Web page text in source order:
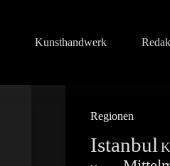
Kunsthandwerk
Regionen
Istanbul